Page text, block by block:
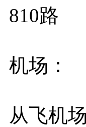
810路
机场：
从飞机